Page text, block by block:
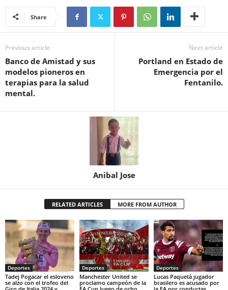
Share
Previous article
Banco de Amistad y sus
modelos pioneros en
terapias para la salud
mental.
Next article
Portland en Estado de
Emergencia por el
Fentanilo.
Anibal Jose
RELATED ARTICLES MORE FROM AUTHOR
Deportes
Tadej Pogacar el esloveno
se alzo con el trofeo del
Deportes
Manchester United se
proclamo campeón de la
Deportes
Lucas Paquetá jugador
brasilero es acusado por